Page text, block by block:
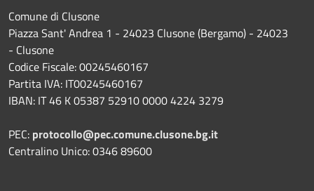
Comune di Clusone
Piazza Sant' Andrea 1 - 24023 Clusone (Bergamo) - 24023
- Clusone
Codice Fiscale: 00245460167
Partita IVA: IT00245460167
IBAN: IT 46 K 05387 52910 0000 4224 3279
PEC: protocollo@pec.comune.clusone.bg.it
Centralino Unico: 0346 89600